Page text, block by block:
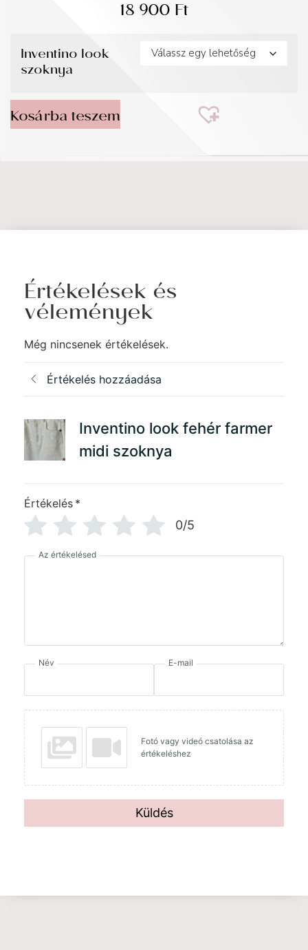
18 900Ft
Inventino look
szoknya
Kosárba teszem
Értékelések és
vélemények
Még nincsenek értékelések.
Értékelés hozzáadása
Inventino look fehér farmer
midi szoknya
Értékelés *
0/5
Az értékelésed
Név E-mail
Fotó vagy videó csatolása az
értékeléshez
Küldés